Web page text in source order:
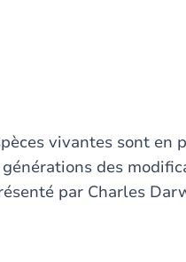
vivantes sont en
des
par Charles